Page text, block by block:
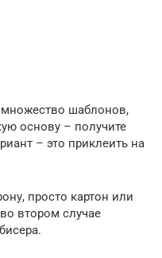
множество шаблонов,
основу – получите
– это приклеить на
просто картон или
втором случае